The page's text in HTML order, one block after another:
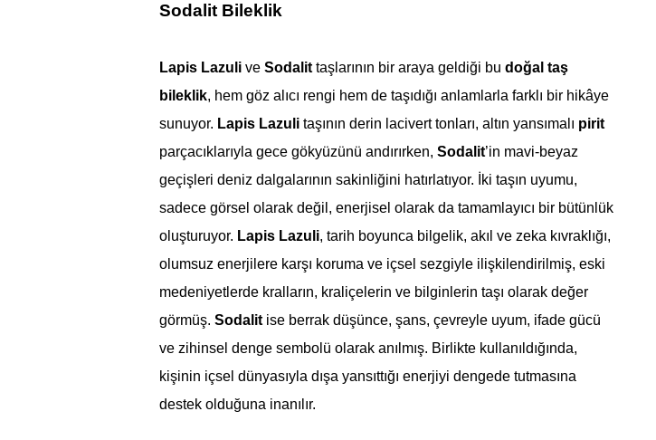
Sodalit Bileklik
Lapis Lazulive Sodalit taşlarının bir araya geldiği bu doğal taş
bileklik, hem göz alıcı rengi hem de taşıdığı anlamlarla farklı bir hikâye
sunuyor. Lapis Lazuli taşının derin lacivert tonları, altın yansımalı pirit
parçacıklarıyla gece gökyüzünü andırırken, Sodalit’in mavi-beyaz
geçişleri deniz dalgalarının sakinliğini hatırlatıyor. İki taşın uyumu,
sadece görsel olarak değil, enerjisel olarak da tamamlayıcı bir bütünlük
oluşturuyor. Lapis Lazuli, tarih boyunca bilgelik, akıl ve zeka kıvraklığı,
olumsuz enerjilere karşı koruma ve içsel sezgiyle ilişkilendirilmiş, eski
medeniyetlerde kralların, kraliçelerin ve bilginlerin taşı olarak değer
görmüş. Sodalitise berrak düşünce, şans, çevreyle uyum, ifade gücü
ve zihinsel denge sembolü olarak anılmış. Birlikte kullanıldığında,
kişinin içsel dünyasıyla dışa yansıttığı enerjiyi dengede tutmasına
destek olduğuna inanılır.